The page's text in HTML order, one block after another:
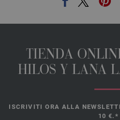
TIENDA
HILOS Y LANA
ISCRIVITI ORA ALLA
10 €.*